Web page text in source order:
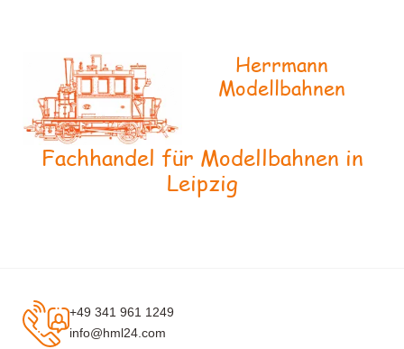
Herrmann
Modellbahnen
Fachhandel für Modellbahnen in
Leipzig
+49 341 961 1249
info@hml24.com